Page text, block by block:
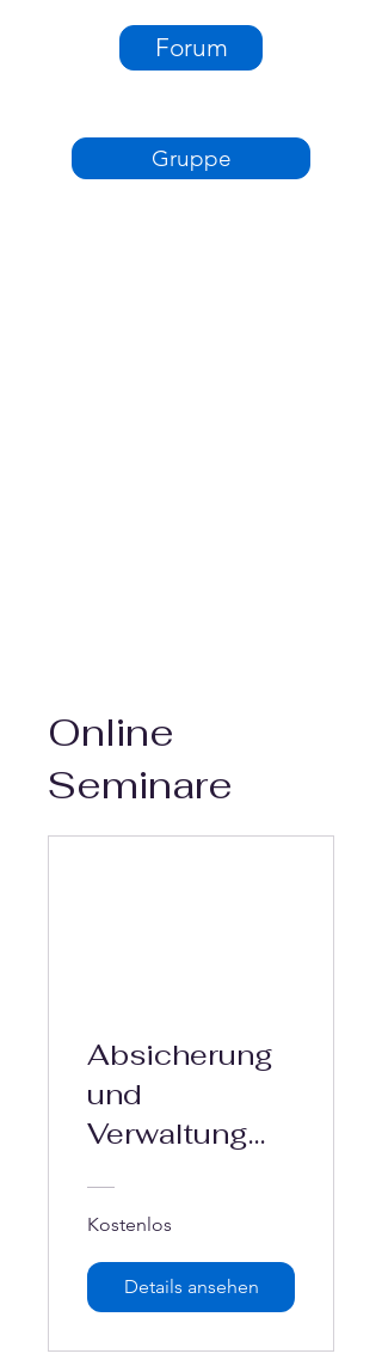
Forum
Gruppe
Online
Seminare
Absicherung
und
Verwaltung
in 2024
Kostenlos
Details ansehen